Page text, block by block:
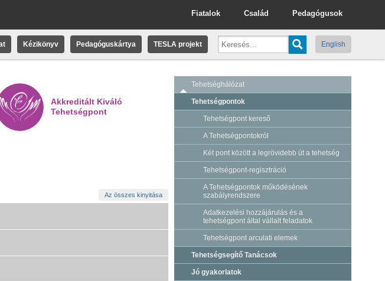
Pedagógusok
Család
Fiatalok
Kézikönyv Pedagóguskártya TESLA projekt English
Akkreditált Kiváló
Tehetségpont
Az összes kinyitása
Tehetséghálózat
Tehetségpontok
Tehetségpont kereső
A Tehetségpontokról
Két pont között a legrövidebb út a tehetség
Tehetségpont-regisztráció
A Tehetségpontok működésének
szabályrendszere
Adatkezelési hozzájárulás és a
tehetségpont által vállalt feladatok
Tehetségpont arculati elemek
Tehetségsegítő Tanácsok
Jó gyakorlatok